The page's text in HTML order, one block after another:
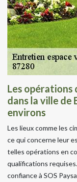
Les
dans la ville de
environs
Les lieux comme les
ce qui concerne leur
telles opérations en
qualifications
confiance à SOS